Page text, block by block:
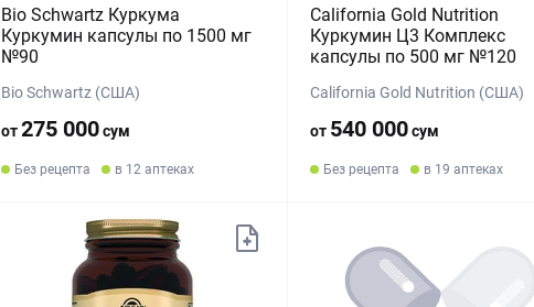
Bio Schwartz Куркума
Куркумин капсулы по 1500 мг
№90
Bio Schwartz (США)
от275 000сум
Без рецепта в 12 аптеках
California Gold Nutrition
Куркумин Ц3 Комплекс
капсулы по 500 мг №120
California Gold Nutrition (США)
от 540 000сум
Без рецепта в 19 аптеках